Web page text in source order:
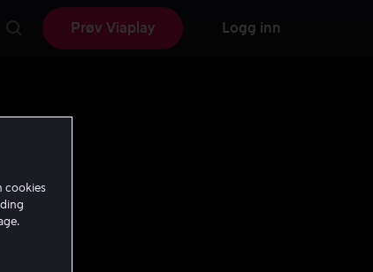
Prøv Viaplay Logg inn
cookies